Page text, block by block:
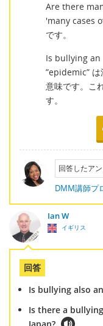
Are there
'many cases
です。
Is bullying
”epidemic” は
意味です。こ
す。
回答したア
DMM講師プ
Ian W
イギリス
回答
Is bullying also
Is there a